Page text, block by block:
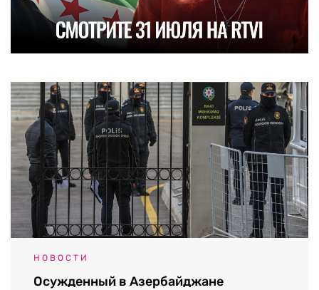
НОВОСТИ
Осужденный в Азербайджане